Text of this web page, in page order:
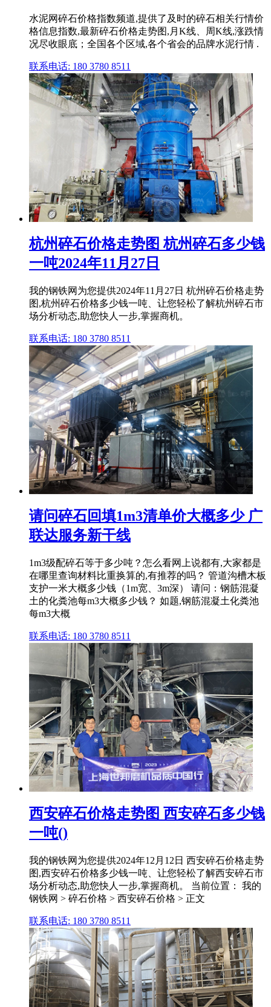
水泥网碎石价格指数频道,提供了及时的碎石相关行情价
格信息指数,最新碎石价格走势图,月K线、周K线,涨跌情
况尽收眼底；全国各个区域,各个省会的品牌水泥行情 .
联系电话: 180 3780 8511
杭州碎石价格走势图 杭州碎石多少钱
一吨2024年11月27日
我的钢铁网为您提供2024年11月27日 杭州碎石价格走势
图,杭州碎石价格多少钱一吨、让您轻松了解杭州碎石市
场分析动态,助您快人一步,掌握商机。
联系电话: 180 3780 8511
请问碎石回填1m3清单价大概多少 广
联达服务新干线
1m3级配碎石等于多少吨？怎么看网上说都有,大家都是
在哪里查询材料比重换算的,有推荐的吗？ 管道沟槽木板
支护一米大概多少钱（1m宽、3m深） 请问：钢筋混凝
土的化粪池每m3大概多少钱？ 如题,钢筋混凝土化粪池
每m3大概
联系电话: 180 3780 8511
西安碎石价格走势图 西安碎石多少钱
一吨()
我的钢铁网为您提供2024年12月12日 西安碎石价格走势
图,西安碎石价格多少钱一吨、让您轻松了解西安碎石市
场分析动态,助您快人一步,掌握商机。 当前位置： 我的
钢铁网 > 碎石价格 > 西安碎石价格 > 正文
联系电话: 180 3780 8511